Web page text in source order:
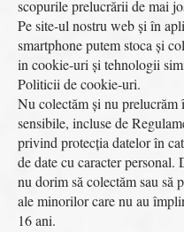
scopurile prelucrării de mai
Pe site-ul nostru web și în
smartphone putem stoca și
in cookie-uri și tehnologii
Politicii de cookie-uri.
Nu colectăm și nu prelucrăm
sensibile, incluse de
privind protecția datelor în
de date cu caracter personal.
nu dorim să colectăm sau să
ale minorilor care nu au
16 ani.